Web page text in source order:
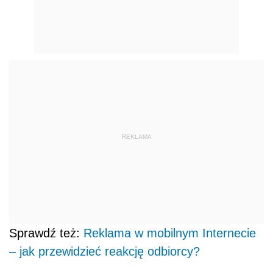
REKLAMA
Sprawdź też: Reklama w mobilnym Internecie
– jak przewidzieć reakcję odbiorcy?